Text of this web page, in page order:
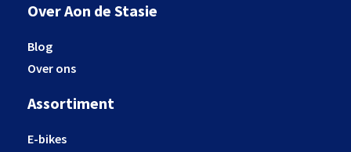
Over Aon de Stasie
Blog
Over ons
Assortiment
E-bikes